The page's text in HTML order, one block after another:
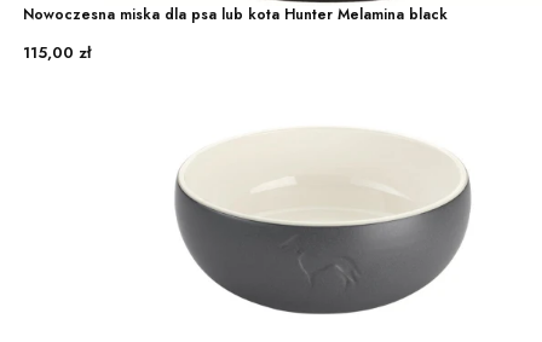
Nowoczesna miska dla psa lub kota Hunter Melamina black
Cena
115,00 zł